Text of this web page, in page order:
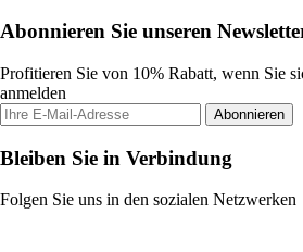
Abonnieren Sie unseren
Profitieren Sie von 10% Rabatt, wenn Sie
anmelden
Abonnieren
Bleiben Sie in Verbindung
Folgen Sie uns in den sozialen Netzwerken